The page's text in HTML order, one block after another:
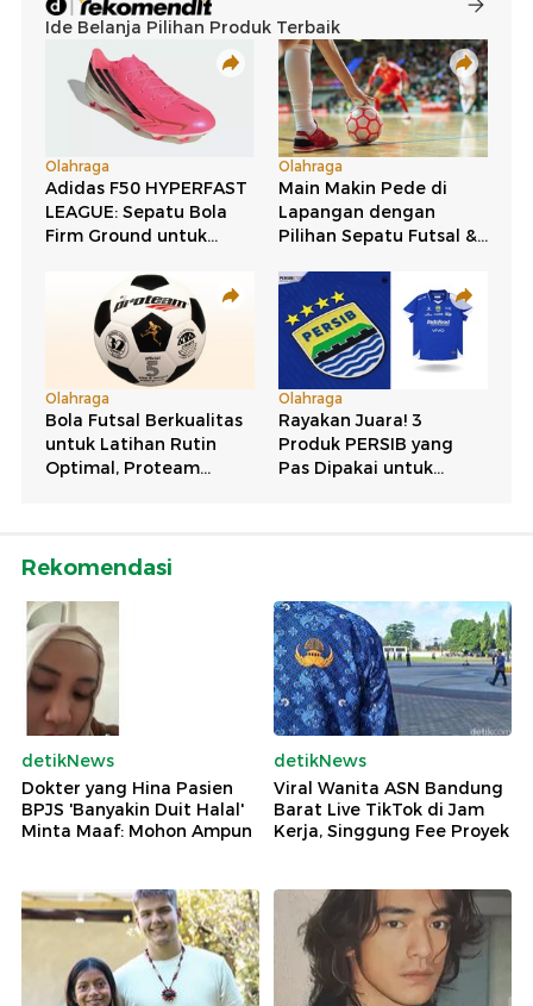
Rekomendasi
detikNews
Dokter yang Hina Pasien
BPJS 'Banyakin Duit Halal'
Minta Maaf: Mohon Ampun
detikNews
Viral Wanita ASN Bandung
Barat Live TikTok di Jam
Kerja, Singgung Fee Proyek